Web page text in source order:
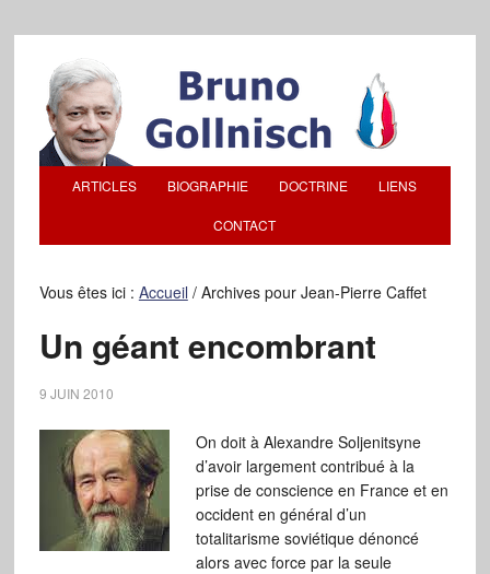
ARTICLES BIOGRAPHIE DOCTRINE LIENS
CONTACT
Vous êtes ici : Accueil /Archives pour Jean-Pierre Caffet
Un géant encombrant
9 JUIN 2010
On doit à Alexandre Soljenitsyne
d’avoir largement contribué à la
prise de conscience en France et en
occident en général d’un
totalitarisme soviétique dénoncé
alors avec force par la seule